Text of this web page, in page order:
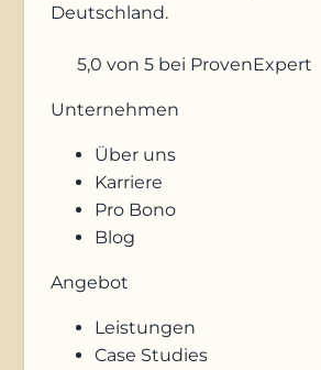
Deutschland.
5,0 von 5 bei ProvenExpert
Unternehmen
Über uns
Karriere
Pro Bono
Blog
Angebot
Leistungen
Case Studies